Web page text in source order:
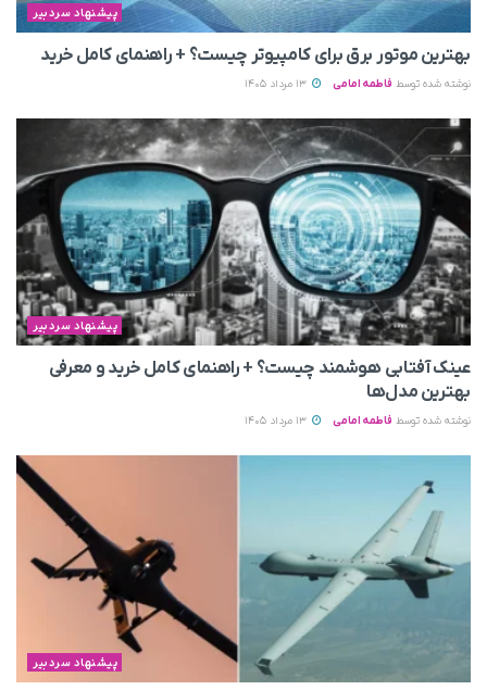
پیشنهاد سردبیر
بهترین موتور برق برای کامپیوتر چیست؟ + راهنمای کامل خرید
نوشته شده توسط فاطمه امامی
پیشنهاد سردبیر
عینک آفتابی هوشمند چیست؟ + راهنمای کامل خرید و معرفی
بهترین مدل‌ها
نوشته شده توسط فاطمه امامی
پیشنهاد سردبیر